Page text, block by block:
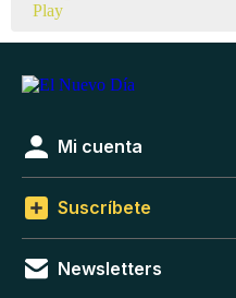
Mi cuenta
Suscríbete
Newsletters